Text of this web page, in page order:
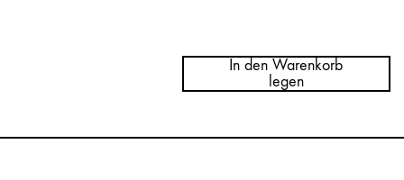
Black
Fifty-
In den Warenkorb
legen